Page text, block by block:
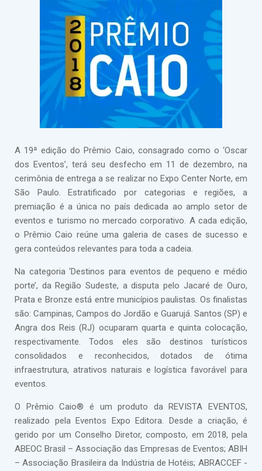
A 19ª edição do Prêmio Caio, consagrado como o ‘Oscar
dos Eventos’, terá seu desfecho em 11 de dezembro, na
cerimônia de entrega a se realizar no Expo Center Norte, em
São Paulo. Estratificado por categorias e regiões, a
premiação é a única no país dedicada ao amplo setor de
eventos e turismo no mercado corporativo. A cada edição,
o Prêmio Caio reúne uma galeria de cases de sucesso e
gera conteúdos relevantes para toda a cadeia.
Na categoria ‘Destinos para eventos de pequeno e médio
porte’, da Região Sudeste, a disputa pelo Jacaré de Ouro,
Prata e Bronze está entre municípios paulistas. Os finalistas
são: Campinas, Campos do Jordão e Guarujá. Santos (SP) e
Angra dos Reis (RJ) ocuparam quarta e quinta colocação,
respectivamente. Todos eles são destinos turísticos
consolidados e reconhecidos, dotados de ótima
infraestrutura, atrativos naturais e logística favorável para
eventos.
O Prêmio Caio® é um produto da REVISTA EVENTOS,
realizado pela Eventos Expo Editora. Desde a criação, é
gerido por um Conselho Diretor, composto, em 2018, pela
ABEOC Brasil – Associação das Empresas de Eventos; ABIH
– Associação Brasileira da Indústria de Hotéis; ABRACCEF -